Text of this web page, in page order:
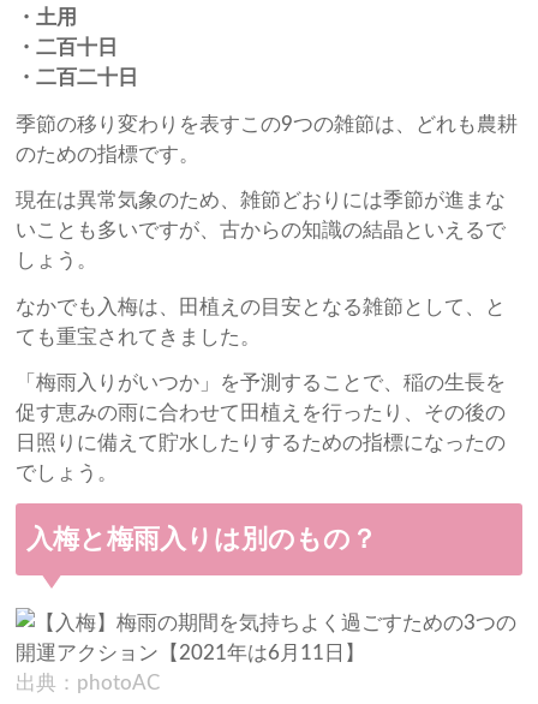
・土用
・二百十日
・二百二十日
季節の移り変わりを表すこの9つの雑節は、どれも農耕
のための指標です。
現在は異常気象のため、雑節どおりには季節が進まな
いことも多いですが、古からの知識の結晶といえるで
しょう。
なかでも入梅は、田植えの目安となる雑節として、と
ても重宝されてきました。
「梅雨入りがいつか」を予測することで、稲の生長を
促す恵みの雨に合わせて田植えを行ったり、その後の
日照りに備えて貯水したりするための指標になったの
でしょう。
入梅と梅雨入りは別のもの？
出典：photoAC